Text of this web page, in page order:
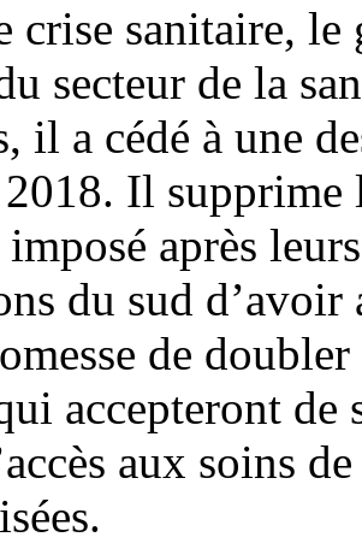
crise sanitaire, le
secteur de la
il a cédé à une
2018. Il
après
du sud d’avoir
de
accepteront de
aux soins